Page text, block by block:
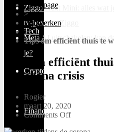
Tech
Cryptocurrency
Financieel
Ziggo Next Mini: alles wat
tv-box van Ziggo
Meta AI uitschakelen: kan
je?
Homepage
>
Digiwerken
>
Tips om efficiënt thuis te
Tips om efficiënt
de corona crisis
Rogier
maart 20, 2020
Comments Off